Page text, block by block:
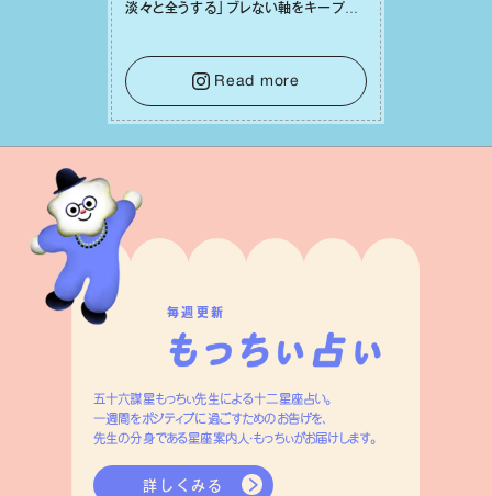
淡々と全うする」ブレない軸をキープし
⾔葉に流されないよう、⼼にしっかりブ
レーキをかけること。この意識の切り替
えが、あなたに確かな安⼼感をもたらす
はずです。
Read more
毎週更新
五十六謀星もっちぃ先生による十二星座占い。
一週間をポジティブに過ごすためのお告げを、
先生の分身である星座案内人・もっちぃがお届けします。
詳しくみる